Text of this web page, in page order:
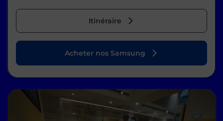
Itinéraire
Acheter nos Samsung